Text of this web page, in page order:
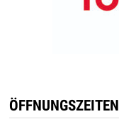
ÖFFNUNGSZEITEN